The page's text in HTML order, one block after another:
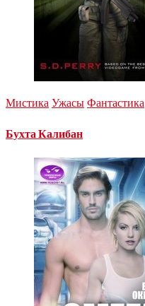
Мистика Ужасы Фантастика
Бухта Калибан